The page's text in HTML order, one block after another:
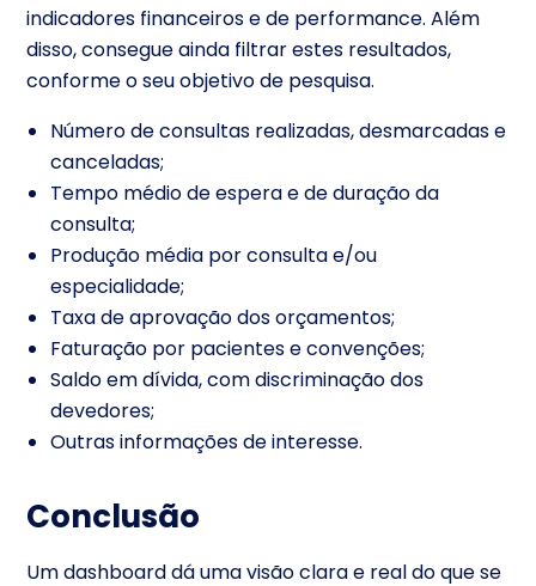
indicadores financeiros e de performance. Além
disso, consegue ainda filtrar estes resultados,
conforme o seu objetivo de pesquisa.
Número de consultas realizadas, desmarcadas e
canceladas;
Tempo médio de espera e de duração da
consulta;
Produção média por consulta e/ou
especialidade;
Taxa de aprovação dos orçamentos;
Faturação por pacientes e convenções;
Saldo em dívida, com discriminação dos
devedores;
Outras informações de interesse.
Conclusão
Um dashboard dá uma visão clara e real do que se